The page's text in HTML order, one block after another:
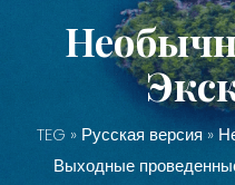
TEG » Русская версия»
Выходные